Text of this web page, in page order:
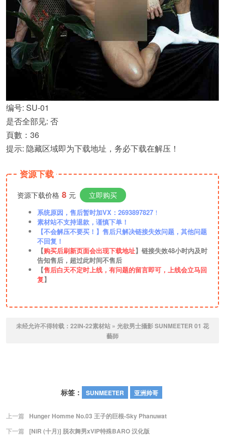
编号: SU-01
是否全部见: 否
頁數：36
提示: 隐藏区域即为下载地址，务必下载在解压！
资源下载
资源下载价格 8 元 立即购买
系统原因，售后暂时加VX：2693897827 ！
素材站不支持退款，谨慎下单！
【不会解压不要买！】售后只解决链接失效问题，其他问题
不回复！
【购买后刷新页面会出现下载地址】链接失效48小时内及时
告知售后，超过此时间不售后
【售后白天不定时上线，有问题的留言即可，上线会立马回
复】
未经允许不得转载： 22IN-22素材站 » 光欲男士攝影 SUNMEETER 01 花
藝師
标签： SUNMEETER 亚洲帅哥
上一篇
Hunger Homme No.03 王子的巨根-Sky Phanuwat
下一篇
[NiR (十月)] 脱衣舞男xVIP特殊BARO 汉化版